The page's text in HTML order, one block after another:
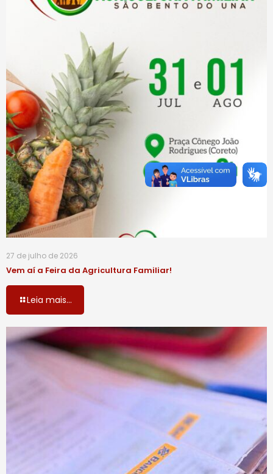
27 de julho de 2026
Vem aí a Feira da Agricultura Familiar!
Leia mais...